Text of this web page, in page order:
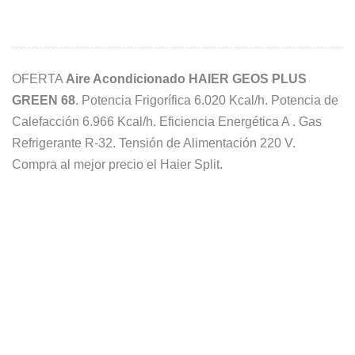
OFERTA Aire Acondicionado HAIER GEOS PLUS
GREEN 68. Potencia Frigorífica 6.020 Kcal/h. Potencia de
Calefacción 6.966 Kcal/h. Eficiencia Energética A . Gas
Refrigerante R-32. Tensión de Alimentación 220 V.
Compra al mejor precio el Haier Split.